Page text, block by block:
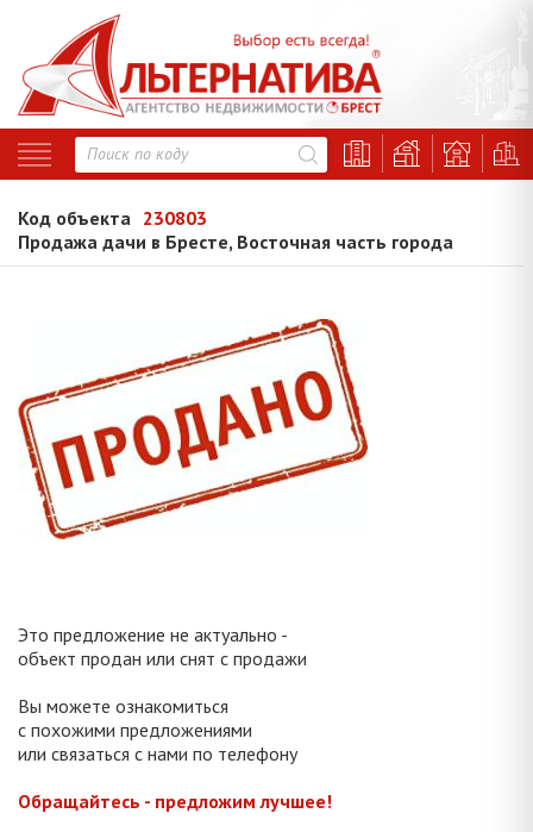
Код объекта 230803
Продажа дачи в Бресте, Восточная часть города
Это предложение не актуально -
объект продан или снят с продажи
Вы можете ознакомиться
с похожими предложениями
или связаться с нами по телефону
Обращайтесь - предложим лучшее!